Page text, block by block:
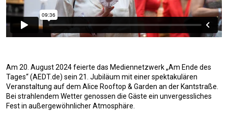
Am 20. August 2024 feierte das Mediennetzwerk „Am Ende des
Tages“ (AEDT.de) sein 21. Jubiläum mit einer spektakulären
Veranstaltung auf dem Alice Rooftop & Garden an der Kantstraße.
Bei strahlendem Wetter genossen die Gäste ein unvergessliches
Fest in außergewöhnlicher Atmosphäre.